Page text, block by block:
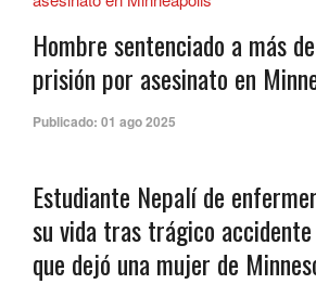
Hombre sentenciado a más
prisión por asesinato en
Publicado: 01 ago 2025
Estudiante Nepalí de
su vida tras trágico
que dejó una mujer de